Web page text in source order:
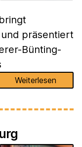
präsentiert
Bünting-
Weiterlesen